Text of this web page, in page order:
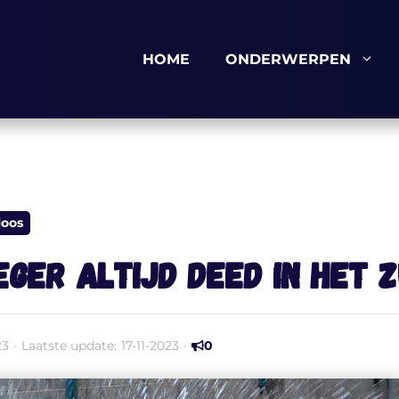
HOME ONDERWERPEN
altijd deed in het
· Laatste update: 17-11-2023 · 0